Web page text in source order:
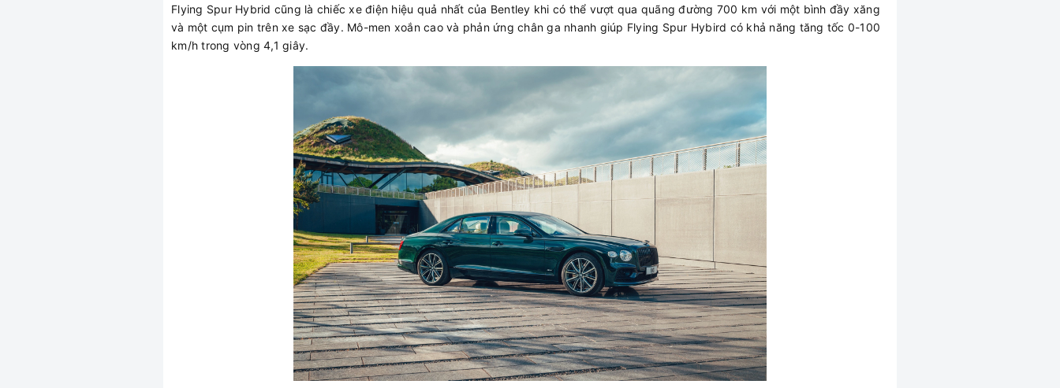
Flying Spur Hybrid cũng là chiếc xe điện hiệu quả nhất của Bentley khi có thể vượt qua quãng đường 700 km với một bình đầy xăng
và một cụm pin trên xe sạc đầy. Mô-men xoắn cao và phản ứng chân ga nhanh giúp Flying Spur Hybird có khả năng tăng tốc 0-100
km/h trong vòng 4,1 giây.